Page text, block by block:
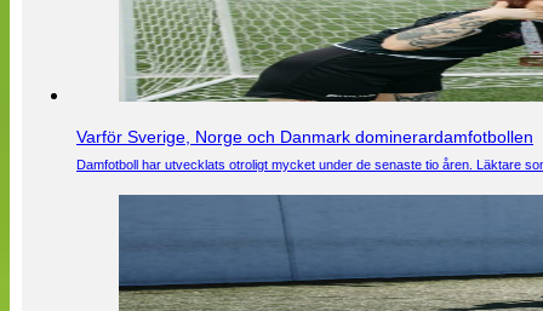
Varför Sverige, Norge och Danmark dominerardamfotbollen
Damfotboll har utvecklats otroligt mycket under de senaste tio åren. Läktare